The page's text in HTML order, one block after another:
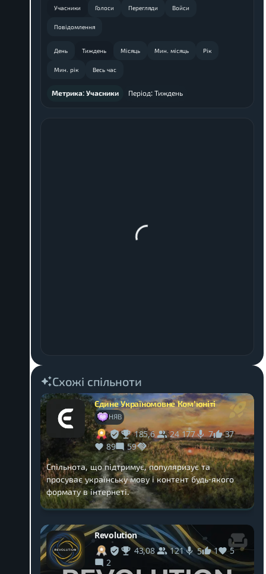
Учасники Голоси Перегляди Войси
Повідомлення
День Тиждень Місяць Мин. місяць Рік
Мин. рік Весь час
Метрика:Учасники Період:Тиждень
Схожі спільноти
Єдине Україномовне Ком'юніті
НЯВ
185,6 24 177 7
37
89
59
Спільнота, що підтримує, популяризує та
просуває українську мову і контент будь-якого
формату в інтернеті.
Revolution
43,08
121 5 1
5
2